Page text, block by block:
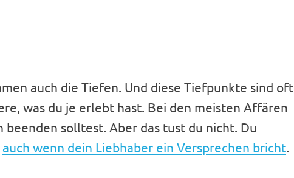
auch die Tiefen. Und diese Tiefpunkte sind oft
was du je erlebt hast. Bei den meisten Affären
beenden solltest. Aber das tust du nicht. Du
auch wenn dein Liebhaber ein Versprechen bricht.